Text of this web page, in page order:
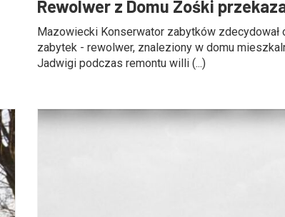
Rewolwer z Domu Zośki
Mazowiecki Konserwator zabytków zdecydował
zabytek - rewolwer, znaleziony w domu
Jadwigi podczas remontu willi (...)